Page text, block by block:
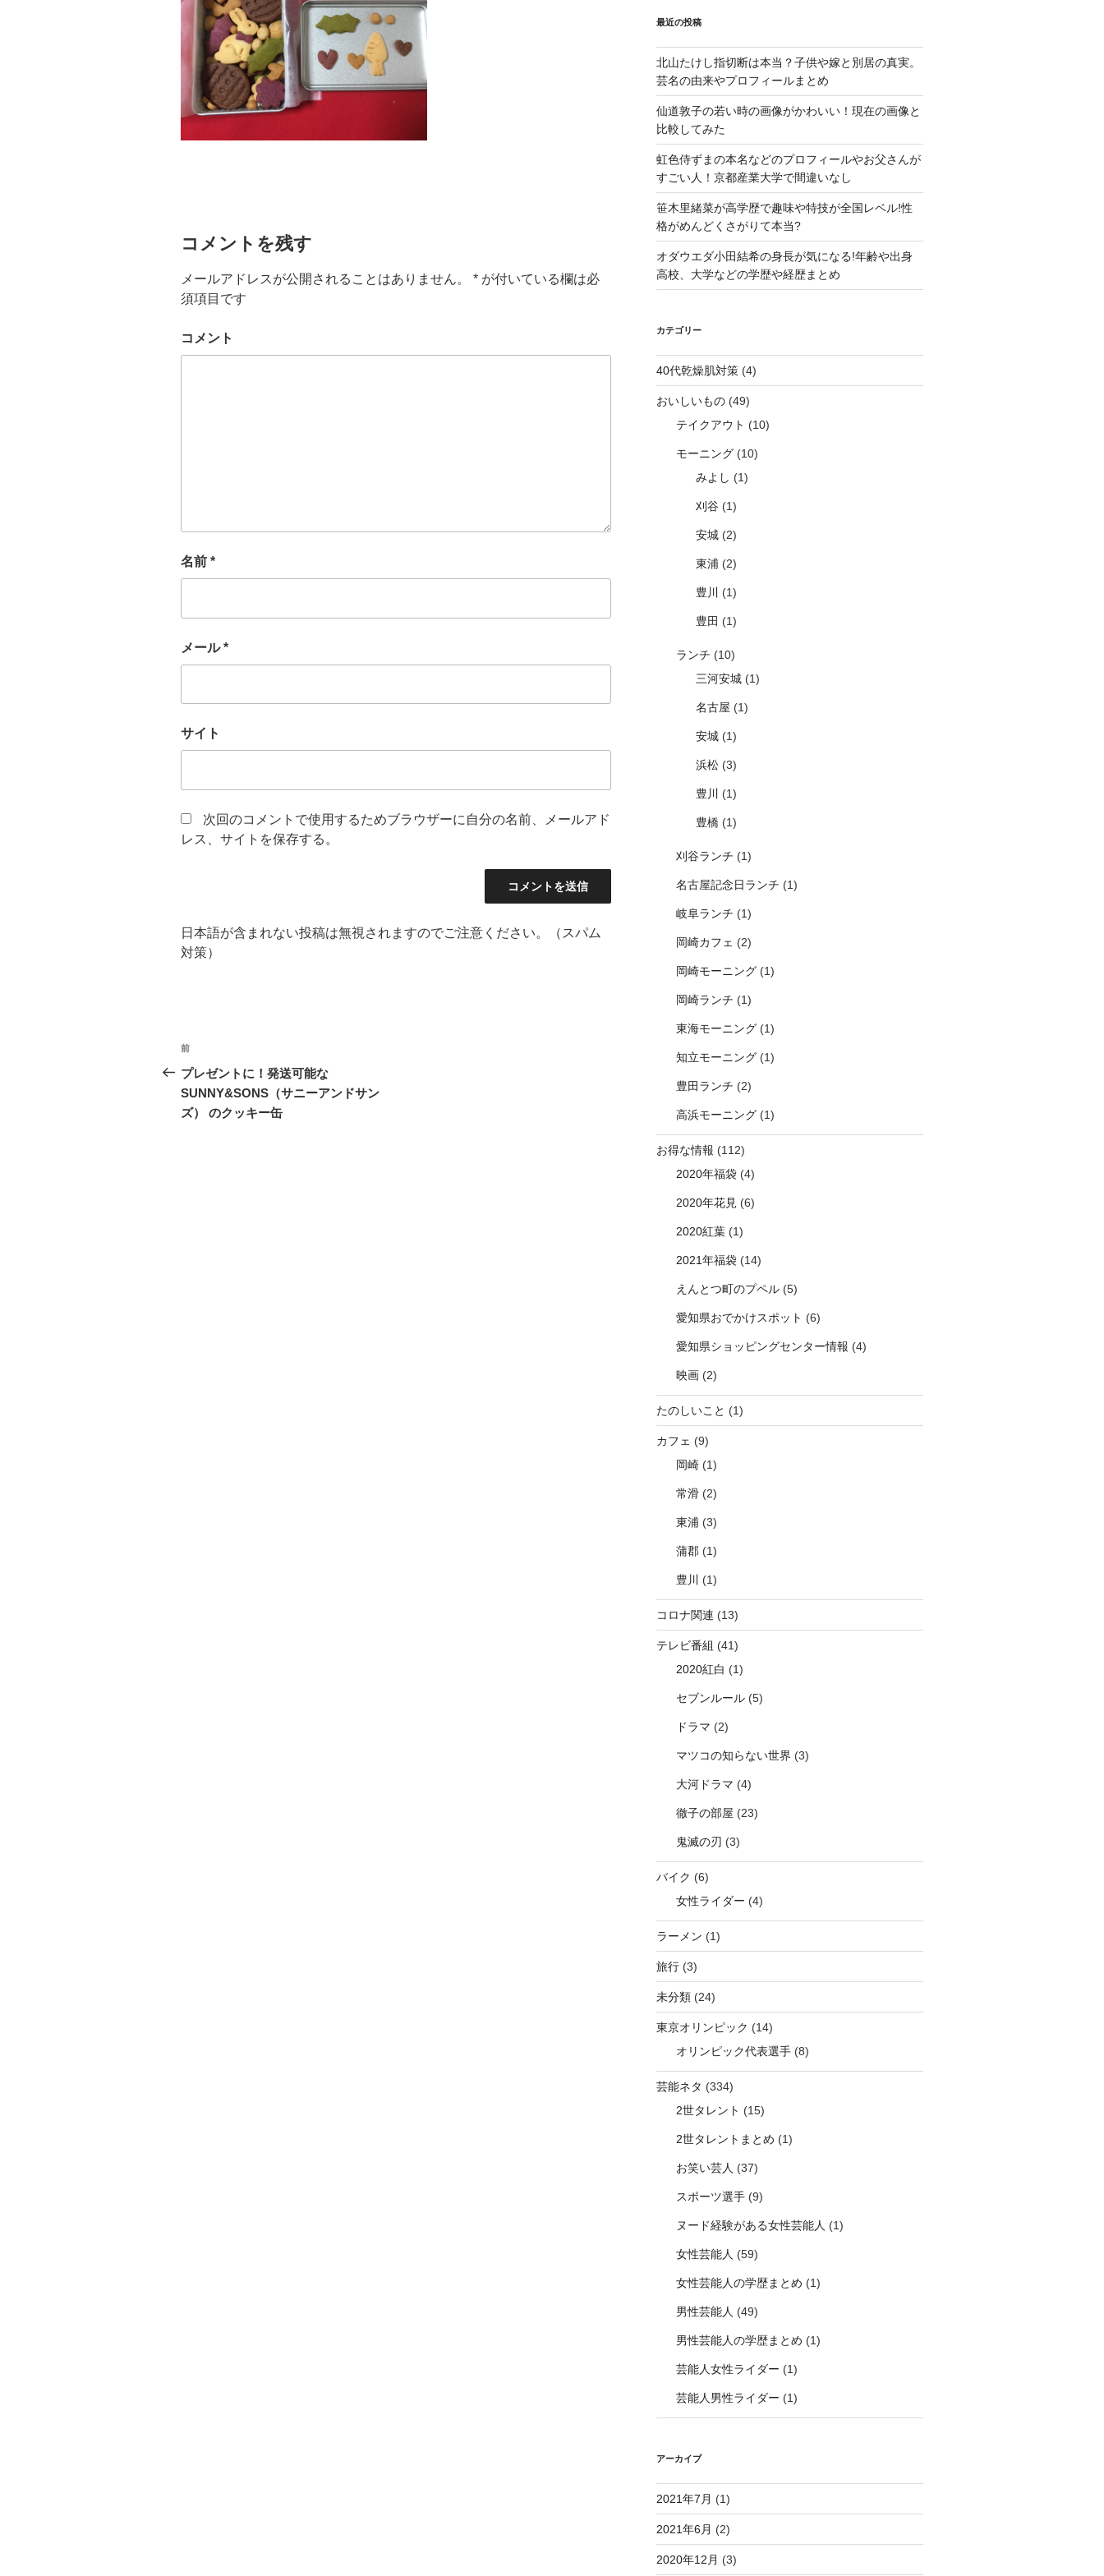
コメントを残す
メールアドレスが公開されることはありません。 * が付いている欄は必
須項目です
コメント
名前 *
メール*
サイト
次回のコメントで使用するためブラウザーに自分の名前、メールアド
レス、サイトを保存する。
日本語が含まれない投稿は無視されますのでご注意ください。（スパム
対策）
投
稿
ナ
過
去
の
投
前
プレゼントに！発送可能な
SUNNY&SONS（サニーアンドサン
ズ） のクッキー缶
最近の投稿
北山たけし指切断は本当？子供や嫁と別居の真実。
芸名の由来やプロフィールまとめ
仙道敦子の若い時の画像がかわいい！現在の画像と
比較してみた
虹色侍ずまの本名などのプロフィールやお父さんが
すごい人！京都産業大学で間違いなし
笹木里緒菜が高学歴で趣味や特技が全国レベル!性
格がめんどくさがりて本当?
オダウエダ小田結希の身長が気になる!年齢や出身
高校、大学などの学歴や経歴まとめ
カテゴリー
40代乾燥肌対策(4)
おいしいもの(49)
テイクアウト (10)
モーニング(10)
みよし (1)
刈谷(1)
安城(2)
東浦 (2)
豊川 (1)
豊田 (1)
ランチ (10)
三河安城(1)
名古屋 (1)
安城(1)
浜松(3)
豊川 (1)
豊橋(1)
刈谷ランチ (1)
名古屋記念日ランチ (1)
岐阜ランチ (1)
岡崎カフェ (2)
岡崎モーニング(1)
岡崎ランチ (1)
東海モーニング(1)
知立モーニング(1)
豊田ランチ (2)
高浜モーニング(1)
お得な情報 (112)
2020年福袋(4)
2020年花見(6)
2020紅葉(1)
2021年福袋(14)
えんとつ町のプペル(5)
愛知県おでかけスポット (6)
愛知県ショッピングセンター情報 (4)
映画(2)
たのしいこと (1)
カフェ (9)
岡崎(1)
常滑(2)
東浦 (3)
蒲郡(1)
豊川 (1)
コロナ関連 (13)
テレビ番組 (41)
2020紅白 (1)
セブンルール(5)
ドラマ (2)
マツコの知らない世界 (3)
大河ドラマ (4)
徹子の部屋 (23)
鬼滅の刃 (3)
バイク (6)
女性ライダー (4)
ラーメン (1)
旅行(3)
未分類(24)
東京オリンピック (14)
オリンピック代表選手(8)
芸能ネタ (334)
2世タレント (15)
2世タレントまとめ (1)
お笑い芸人 (37)
スポーツ選手(9)
ヌード経験がある女性芸能人 (1)
女性芸能人 (59)
女性芸能人の学歴まとめ (1)
男性芸能人 (49)
男性芸能人の学歴まとめ (1)
芸能人女性ライダー (1)
芸能人男性ライダー (1)
アーカイブ
2021年7月 (1)
2021年6月 (2)
2020年12月 (3)